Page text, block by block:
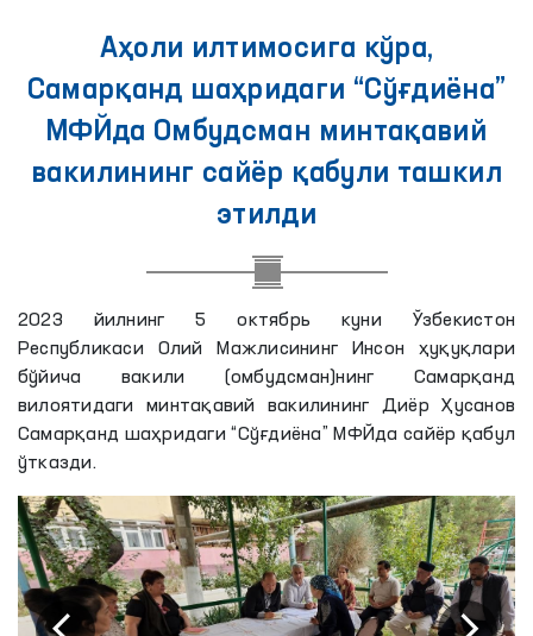
Аҳоли илтимосига кўра,
Самарқанд шаҳридаги “Сўғдиёна”
МФЙда Омбудсман минтақавий
вакилининг сайёр қабули ташкил
этилди
2023 йилнинг 5 октябрь куни Ўзбекистон
Республикаси Олий Мажлисининг Инсон ҳуқуқлари
бўйича вакили (омбудсман)нинг Самарқанд
вилоятидаги минтақавий вакилининг Диёр Ҳусанов
Самарқанд шаҳридаги “Сўғдиёна” МФЙда сайёр қабул
ўтказди.